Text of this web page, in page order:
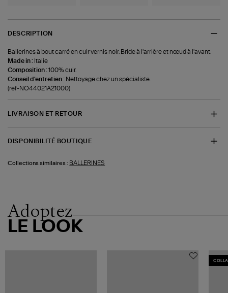
DESCRIPTION
Ballerines à bout carré en cuir vernis noir. Bride à l'arrière et nœud à l'avant.
Made in : Italie
Composition :100% cuir.
Conseil d'entretien : Nettoyage chez un spécialiste.
(ref-NO44021A21000)
LIVRAISON ET RETOUR
DISPONIBILITÉ BOUTIQUE
Collections similaires : BALLERINES
Adoptez
LE LOOK